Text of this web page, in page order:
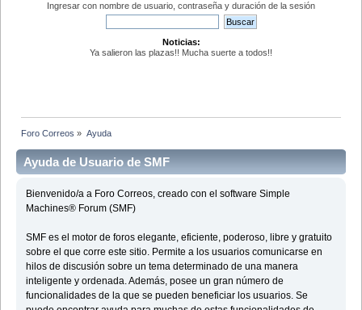
Ingresar con nombre de usuario, contraseña y duración de la sesión
Noticias:
Ya salieron las plazas!! Mucha suerte a todos!!
Foro Correos » Ayuda
Ayuda de Usuario de SMF
Bienvenido/a a Foro Correos, creado con el software Simple
Machines® Forum (SMF)
SMF es el motor de foros elegante, eficiente, poderoso, libre y gratuito
sobre el que corre este sitio. Permite a los usuarios comunicarse en
hilos de discusión sobre un tema determinado de una manera
inteligente y ordenada. Además, posee un gran número de
funcionalidades de la que se pueden beneficiar los usuarios. Se